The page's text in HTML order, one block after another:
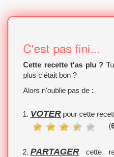
C'est pas fini...
Cette recette t'as plu ?
plus c'était bon ?
Alors n'oublie pas de :
VOTER pour cette
(
PARTAGER cette